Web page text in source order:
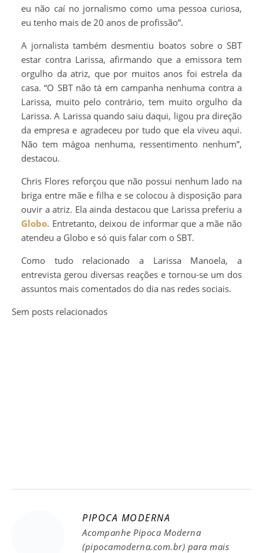
eu não caí no jornalismo como uma pessoa curiosa,
eu tenho mais de 20 anos de profissão”.
A jornalista também desmentiu boatos sobre o SBT
estar contra Larissa, afirmando que a emissora tem
orgulho da atriz, que por muitos anos foi estrela da
casa. “O SBT não tá em campanha nenhuma contra a
Larissa, muito pelo contrário, tem muito orgulho da
Larissa. A Larissa quando saiu daqui, ligou pra direção
da empresa e agradeceu por tudo que ela viveu aqui.
Não tem mágoa nenhuma, ressentimento nenhum”,
destacou.
Chris Flores reforçou que não possui nenhum lado na
briga entre mãe e filha e se colocou à disposição para
ouvir a atriz. Ela ainda destacou que Larissa preferiu a
Globo. Entretanto, deixou de informar que a mãe não
atendeu a Globo e só quis falar com o SBT.
Como tudo relacionado a Larissa Manoela, a
entrevista gerou diversas reações e tornou-se um dos
assuntos mais comentados do dia nas redes sociais.
Sem posts relacionados
PIPOCA MODERNA
Acompanhe Pipoca Moderna
(pipocamoderna.com.br) para mais